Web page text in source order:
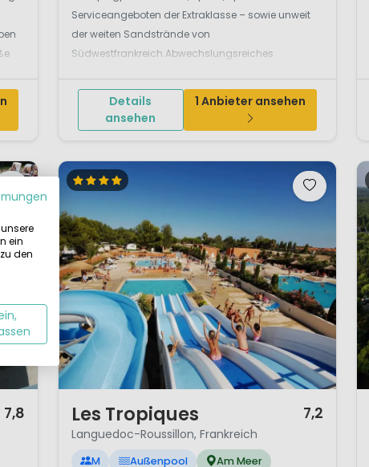
Serviceangeboten der Extraklasse – sowie unweit
der weiten Sandstrände von
Südwestfrankreich.Abwechslungsreiches
Yelloh! Village SylvamarMit den lustig-gelben
Reifen geht es auf Wildwasserfahrt: Im
Strömungskanal lassen Sie sich l...
Details
ansehen
1 Anbieter ansehen
7,8 Les Tropiques 7,2
Languedoc-Roussillon, Frankreich
M Außenpool Am Meer
ein
den